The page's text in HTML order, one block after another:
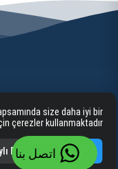
اتصل بنا
الصفحة
2025 cognite. ©
size daha iyi bir
çerezler kullanmaktadır.
Kabul Et
Bilgi